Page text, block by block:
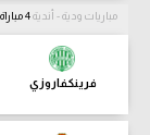
مباريات ودية - أندية
فرينكفاروزي